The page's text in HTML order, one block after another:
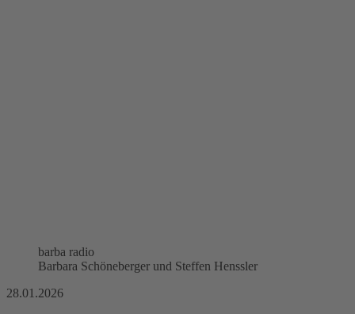
barba radio
Barbara Schöneberger und Steffen Henssler
28.01.2026